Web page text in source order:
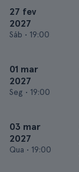
27 fev
2027
Sáb • 19:00
01 mar
2027
Seg • 19:00
03 mar
2027
Qua • 19:00